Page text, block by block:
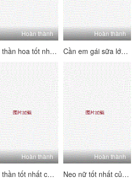
Hoàn thành
Nữ thần hoa tốt nhất mà những kẻ xấu nhỏ bắt đầu đến cuối bộ hoàn chỉnh 3 chàng trai nhỏ và xấu EMM32
Hoàn thành
Cần em gái sữa lớn, chị em của bạn 20200526 (2)
Hoàn thành
Nữ thần tốt nhất chất lượng cao neo trắng bắt nạt phát sóng trực tiếp Dew Face Wechat Bộ sưu tập phúc lợi Live (3)
Hoàn thành
Neo nữ tốt nhất của Kawaii (9)